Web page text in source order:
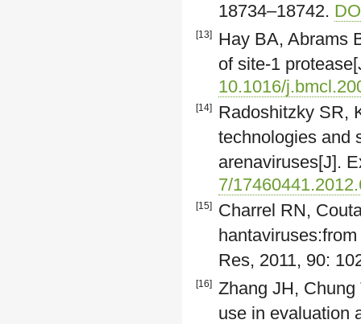
18734–18742.
[13]
Hay BA, Abrams
of site-1
10.1016/
[14]
Radoshitzky SR,
technologies and
arenaviruses[J].
7/
[15]
Charrel RN,
Res, 2011, 90:
[16]
Zhang JH,
use in evaluation